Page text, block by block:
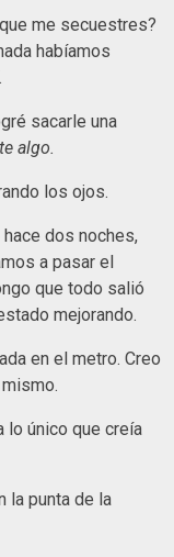
me secuestres?
habíamos
sacarle una
algo.
los ojos.
dos noches,
a pasar el
que todo salió
mejorando.
en el metro. Creo
lo único que creía
la punta de la